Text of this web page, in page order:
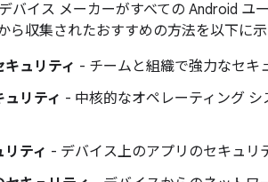
バイス メーカーがすべての Android
ら収集されたおすすめの方法を以下に示
ュリティ - チームと組織で強力なセキ
リティ - 中核的なオペレーティング
ティ - デバイス上のアプリのセキュリ